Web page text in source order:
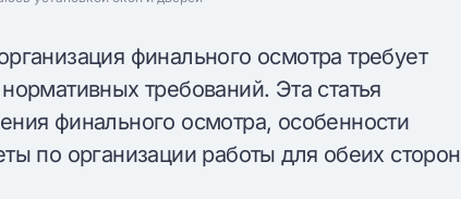
финального осмотра требует
требований. Эта статья
финального осмотра, особенности
по организации работы для обеих сторон